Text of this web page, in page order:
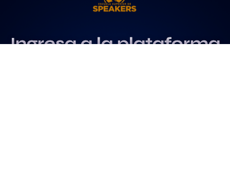
Ingresa a la plataforma